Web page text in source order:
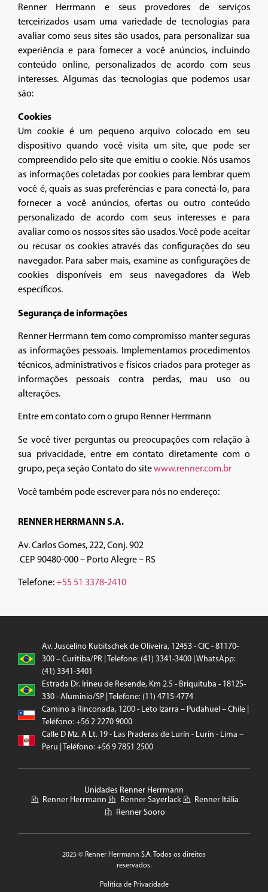
Renner Herrmann e seus provedores de serviços
terceirizados usam uma variedade de tecnologias para
avaliar como seus sites são usados, para personalizar sua
experiência e para fornecer a você anúncios, incluindo
conteúdo online, personalizados de acordo com seus
interesses. Algumas das tecnologias que podemos usar
são:
Cookies
Um cookie é um pequeno arquivo colocado em seu
dispositivo quando você visita um site, que pode ser
compreendido pelo site que emitiu o cookie. Nós usamos
as informações coletadas por cookies para lembrar quem
você é, quais as suas preferências e para conectá-lo, para
fornecer a você anúncios, ofertas ou outro conteúdo
personalizado de acordo com seus interesses e para
avaliar como os nossos sites são usados. Você pode aceitar
ou recusar os cookies através das configurações do seu
navegador. Para saber mais, examine as configurações de
cookies disponíveis em seus navegadores da Web
específicos.
Segurança de informações
Renner Herrmann tem como compromisso manter seguras
as informações pessoais. Implementamos procedimentos
técnicos, administrativos e físicos criados para proteger as
informações pessoais contra perdas, mau uso ou
alterações.
Entre em contato com o grupo Renner Herrmann
Se você tiver perguntas ou preocupações com relação à
sua privacidade, entre em contato diretamente com o
grupo, peça seção Contato do sitewww.renner.com.br
Você também pode escrever para nós no endereço:
RENNER HERRMANN S.A.
Av. Carlos Gomes, 222, Conj. 902
CEP 90480-000 – Porto Alegre – RS
Telefone:+55 51 3378-2410
Av. Juscelino Kubitschek de Oliveira, 12453 - CIC - 81170-
300 – Curitiba/PR | Telefone: (41) 3341-3400 | WhatsApp:
(41) 3341-3401
Estrada Dr. Irineu de Resende, Km 2.5 - Briquituba - 18125-
330 - Aluminio/SP | Telefone: (11) 4715-4774
Camino a Rinconada, 1200 - Leto Izarra – Pudahuel – Chile |
Teléfono: +56 2 2270 9000
Calle D Mz. A Lt. 19 - Las Praderas de Lurín - Lurín - Lima –
Peru | Teléfono: +56 9 7851 2500
Unidades Renner Herrmann
Renner Herrmann
Renner Sayerlack
Renner Itália
Renner Sooro
2025 © Renner Herrmann S.A. Todos os direitos
reservados.
Política de Privacidade